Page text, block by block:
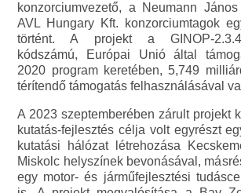
konzorciumvezető, a Neumann
AVL Hungary Kft. konzorciumtagok
történt. A projekt a GINOP-2.3.4-
kódszámú, Európai Unió által
2020 program keretében, 5,749
térítendő támogatás felhasználásával
A 2023 szeptemberében zárult projekt
kutatás-fejlesztés célja volt egyrészt
kutatási hálózat létrehozása
Miskolc helyszínek bevonásával,
egy motor- és járműfejlesztési